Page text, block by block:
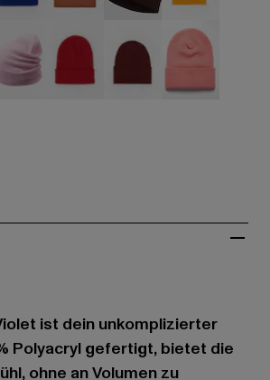
braun goldfarben
ist dein unkomplizierter
Polyacryl gefertigt, bietet die
ohne an Volumen zu